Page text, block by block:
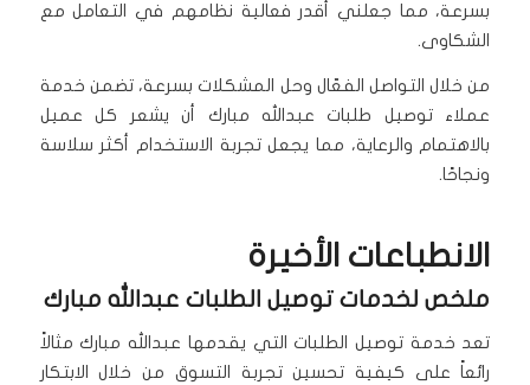
بسرعة، مما جعلني أقدر فعالية نظامهم في التعامل مع
الشكاوى.
من خلال التواصل الفعّال وحل المشكلات بسرعة، تضمن خدمة
عملاء توصيل طلبات عبدالله مبارك أن يشعر كل عميل
بالاهتمام والرعاية، مما يجعل تجربة الاستخدام أكثر سلاسة
ونجاحًا.
الانطباعات الأخيرة
ملخص لخدمات توصيل الطلبات عبدالله مبارك
تعد خدمة توصيل الطلبات التي يقدمها عبدالله مبارك مثالاً
رائعاً على كيفية تحسين تجربة التسوق من خلال الابتكار